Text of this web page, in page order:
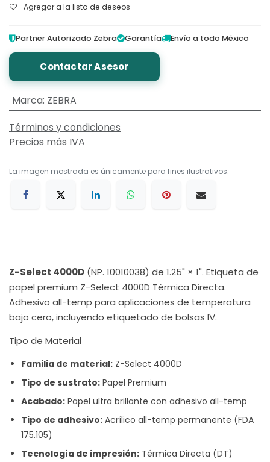
Agregar a la lista de deseos
Partner Autorizado Zebra Garantía Envío a todo México
Contactar Asesor
Marca: ZEBRA
Términos y condiciones
Precios más IVA
La imagen mostrada es únicamente para fines ilustrativos.
Z-Select 4000D (NP. 10010038) de 1.25" × 1". Etiqueta de
papel premium Z-Select 4000D Térmica Directa.
Adhesivo all-temp para aplicaciones de temperatura
bajo cero, incluyendo etiquetado de bolsas IV.
Tipo de Material
Familia de material: Z-Select 4000D
Tipo de sustrato: Papel Premium
Acabado: Papel ultra brillante con adhesivo all-temp
Tipo de adhesivo: Acrílico all-temp permanente (FDA
175.105)
Tecnología de impresión: Térmica Directa (DT)